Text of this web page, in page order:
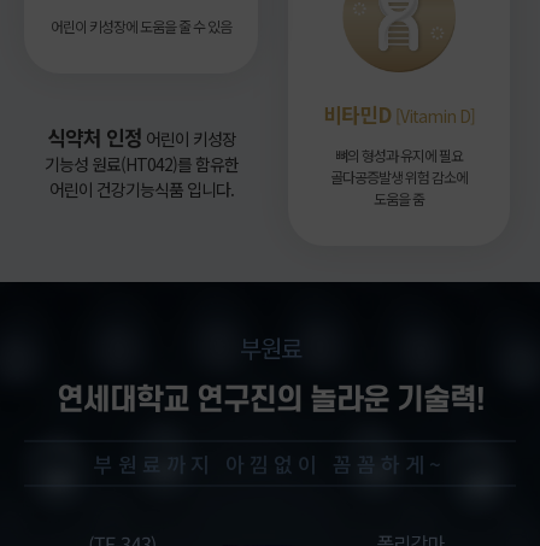
어린이 키성장에도움을 줄 수 있음
비타민D [Vitamin D]
뼈의 형성과 유지에 필요
골다공증발생 위험 감소에
도움을 줌
식약처 인정 어린이 키성장
기능성 원료(HT042)를 함유한
어린이 건강기능식품 입니다.
부원료
연세대학교 연구진의 놀라운 기술력!
부원료까지 아낌없이 꼼꼼하게~